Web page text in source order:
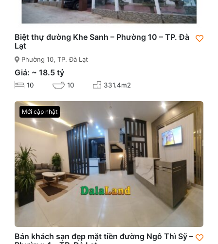
Biệt thự đường Khe Sanh – Phường 10 – TP. Đà
Lạt
Phường 10, TP. Đà Lạt
Giá: ~ 18.5 tỷ
10 10 331.4m2
Mới cập nhật
Bán khách sạn đẹp mặt tiền đường Ngô Thì Sỹ –